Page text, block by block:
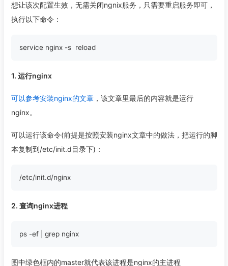
想让该次配置生效，无需关闭ngnix服务，只需要重启服务即可，
执行以下命令：
service nginx -s  reload
1. 运行nginx
可以参考安装nginx的文章，该文章里最后的内容就是运行
nginx。
可以运行该命令(前提是按照安装nginx文章中的做法，把运行的脚
本复制到/etc/init.d目录下)：
/etc/init.d/nginx
2. 查询nginx进程
ps -ef | grep nginx
图中绿色框内的master就代表该进程是nginx的主进程